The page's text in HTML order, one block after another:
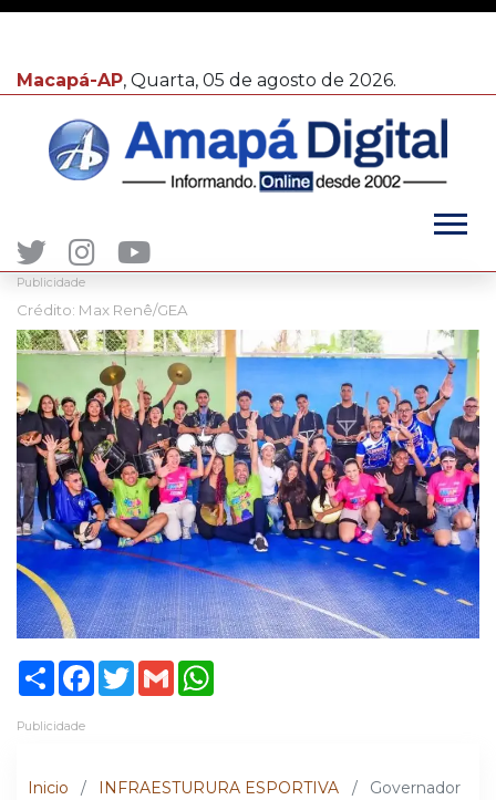
Macapá-AP, Quarta, 05 de agosto de 2026.
Publicidade
Crédito: Max Renê/GEA
ShareFacebook
TwitterGmail
Publicidade
Inicio / INFRAESTURURA ESPORTIVA /
Governador